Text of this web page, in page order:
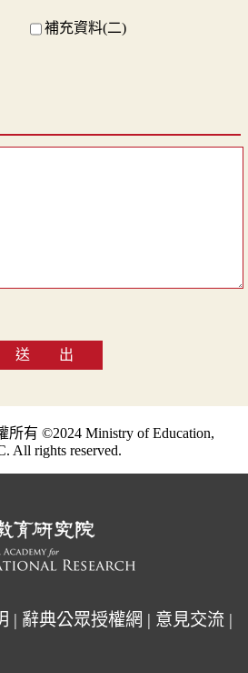
補充資料(二)
送 出
有 ©2024 Ministry of Education,
All rights reserved.
| 辭典公眾授權網 | 意見交流 |